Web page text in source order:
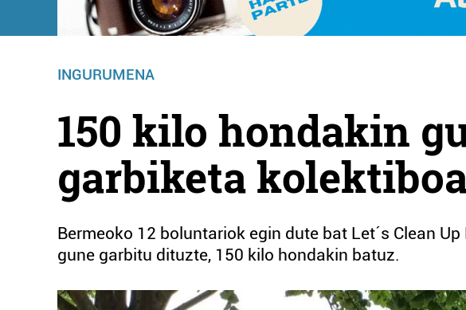
INGURUMENA
150 kilo hondakin
garbiketa
Bermeoko 12 boluntariok egin dute bat Let´s Clean
gune garbitu dituzte, 150 kilo hondakin batuz.